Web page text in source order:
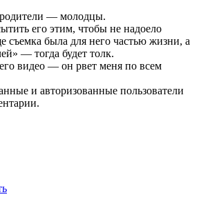
— молодцы.
его этим, чтобы не надоело
съемка была для него частью жизни, а
— тогда будет толк.
видео — он рвет меня по всем
и авторизованные пользователи